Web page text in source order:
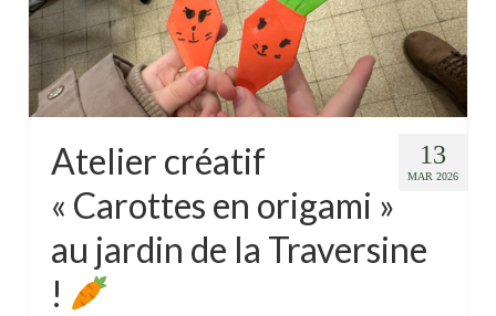
13
MAR 2026
Atelier créatif
« Carottes en origami »
au jardin de la Traversine
!